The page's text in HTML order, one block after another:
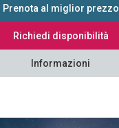
Prenota al miglior prezzo
Richiedi disponibilità
Informazioni